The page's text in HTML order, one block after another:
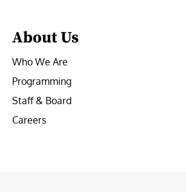
About Us
Who We Are
Programming
Staff & Board
Careers